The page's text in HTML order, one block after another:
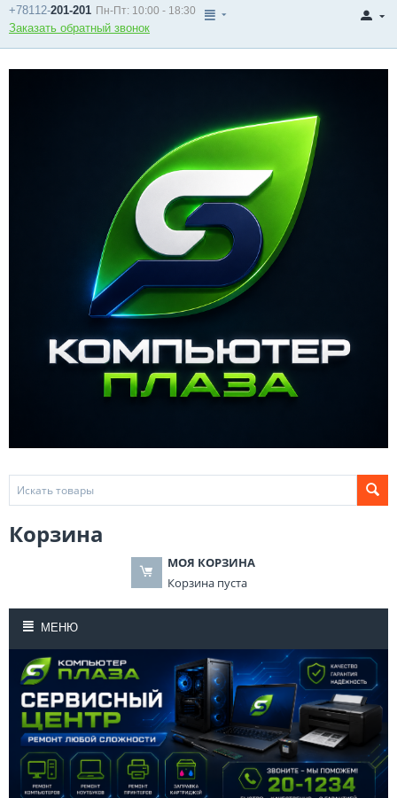
+78112-201-201 Пн-Пт: 10:00 - 18:30
Заказать обратный звонок
Корзина
МОЯ КОРЗИНА
Корзина пуста
МЕНЮ